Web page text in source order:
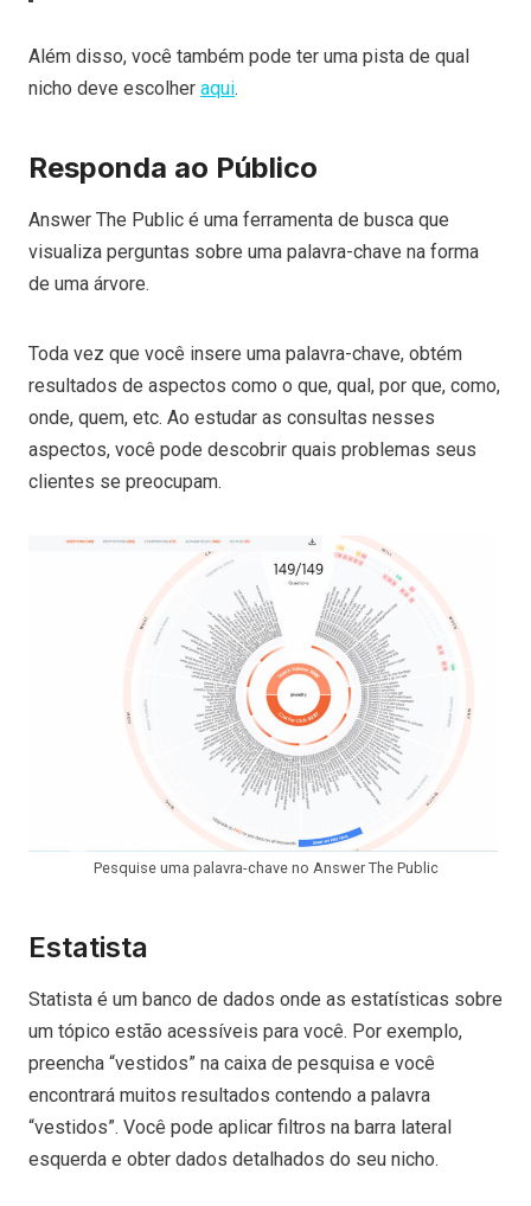
Além disso, você também pode ter uma pista de qual
nicho deve escolher aqui.
Responda ao Público
Answer The Public é uma ferramenta de busca que
visualiza perguntas sobre uma palavra-chave na forma
de uma árvore.
Toda vez que você insere uma palavra-chave, obtém
resultados de aspectos como o que, qual, por que, como,
onde, quem, etc. Ao estudar as consultas nesses
aspectos, você pode descobrir quais problemas seus
clientes se preocupam.
Pesquise uma palavra-chave no Answer The Public
Estatista
Statista é um banco de dados onde as estatísticas sobre
um tópico estão acessíveis para você. Por exemplo,
preencha “vestidos” na caixa de pesquisa e você
encontrará muitos resultados contendo a palavra
“vestidos”. Você pode aplicar filtros na barra lateral
esquerda e obter dados detalhados do seu nicho.